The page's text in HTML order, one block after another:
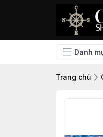
Danh
Trang chủ